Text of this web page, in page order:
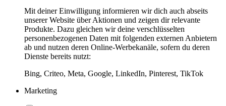
Mit deiner Einwilligung informieren wir dich auch abseits
unserer Website über Aktionen und zeigen dir relevante
Produkte. Dazu gleichen wir deine verschlüsselten
personenbezogenen Daten mit folgenden externen Anbietern
ab und nutzen deren Online-Werbekanäle, sofern du deren
Dienste bereits nutzt:
Bing, Criteo, Meta, Google, LinkedIn, Pinterest, TikTok
Marketing